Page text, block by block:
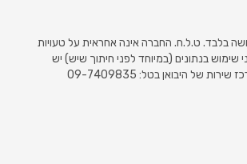
בלבד. ט.ל.ח. החברה אינה אחראית על טעויות
שימוש בנתונים (במיוחד לפני חיתוך שיש) יש
של היבואן בטל: 09-7409835